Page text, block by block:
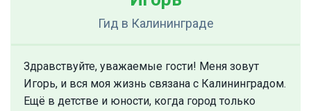
Гид в Калининграде
Здравствуйте, уважаемые гости! Меня зовут
Игорь, и вся моя жизнь связана с Калининградом.
Ещё в детстве и юности, когда город только